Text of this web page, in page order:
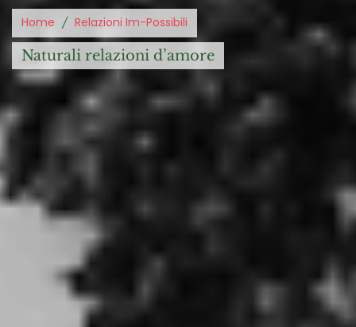
Home Relazioni Im-Possibili
naturali relazioni d’amore